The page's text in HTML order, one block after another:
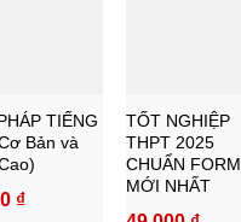
TIẾNG
Bản và
₫
TỐT NGHIỆP
THPT 2025
CHUẨN FORM
MỚI NHẤT